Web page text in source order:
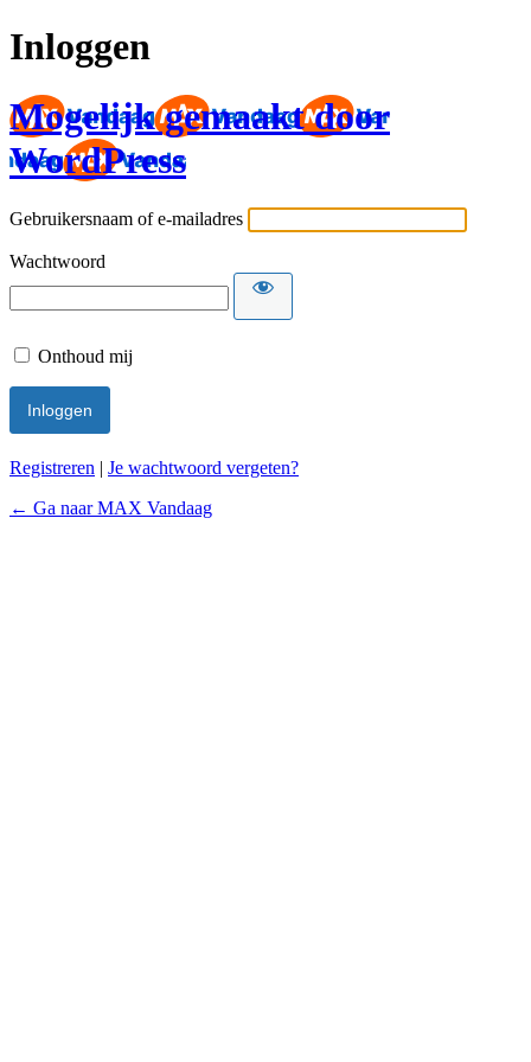
Inloggen
Mogelijk gemaakt door
WordPress
Gebruikersnaam of e-mailadres
Wachtwoord
Onthoud mij
Registreren | Je wachtwoord vergeten?
← Ga naar MAX Vandaag